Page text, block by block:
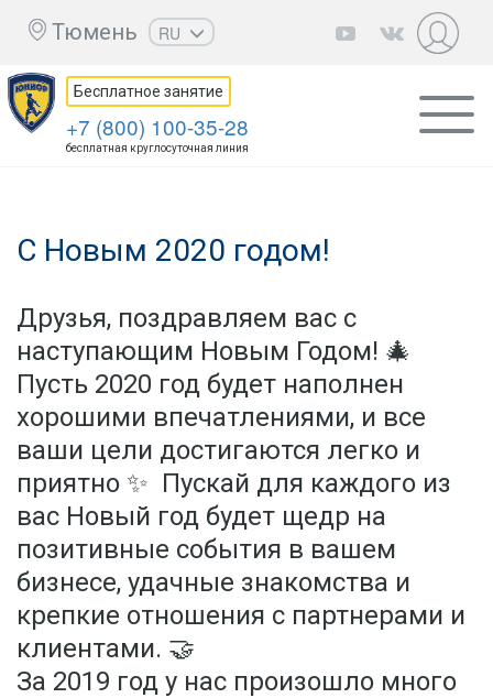
Тюмень
RU
EN
UZ
KZ
Бесплатное занятие
+7 (800) 100-35-28
бесплатная круглосуточная линия
С Новым 2020 годом!
Друзья, поздравляем вас с
наступающим Новым Годом! 🎄
Пусть 2020 год будет наполнен
хорошими впечатлениями, и все
ваши цели достигаются легко и
приятно ✨ Пускай для каждого из
вас Новый год будет щедр на
позитивные события в вашем
бизнесе, удачные знакомства и
крепкие отношения с партнерами и
клиентами. 🤝
За 2019 год у нас произошло много